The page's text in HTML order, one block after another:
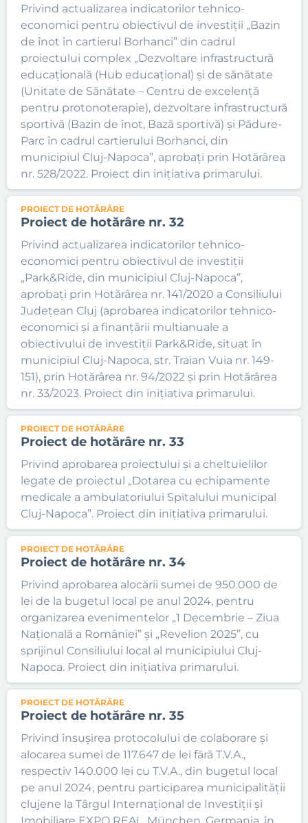
Privind actualizarea indicatorilor tehnico-
economici pentru obiectivul de investiții „Bazin
de înot în cartierul Borhanci” din cadrul
proiectului complex „Dezvoltare infrastructură
educațională (Hub educațional) și de sănătate
(Unitate de Sănătate – Centru de excelență
pentru protonoterapie), dezvoltare infrastructură
sportivă (Bazin de înot, Bază sportivă) și Pădure-
Parc în cadrul cartierului Borhanci, din
municipiul Cluj-Napoca”, aprobați prin Hotărârea
nr. 528/2022. Proiect din inițiativa primarului.
PROIECT DE HOTĂRÂRE
Proiect de hotărâre nr. 32
Privind actualizarea indicatorilor tehnico-
economici pentru obiectivul de investiții
„Park&Ride, din municipiul Cluj-Napoca”,
aprobați prin Hotărârea nr. 141/2020 a Consiliului
Județean Cluj (aprobarea indicatorilor tehnico-
economici și a finanțării multianuale a
obiectivului de investiții Park&Ride, situat în
municipiul Cluj-Napoca, str. Traian Vuia nr. 149-
151), prin Hotărârea nr. 94/2022 și prin Hotărârea
nr. 33/2023. Proiect din inițiativa primarului.
PROIECT DE HOTĂRÂRE
Proiect de hotărâre nr. 33
Privind aprobarea proiectului și a cheltuielilor
legate de proiectul „Dotarea cu echipamente
medicale a ambulatoriului Spitalului municipal
Cluj-Napoca”. Proiect din inițiativa primarului.
PROIECT DE HOTĂRÂRE
Proiect de hotărâre nr. 34
Privind aprobarea alocării sumei de 950.000 de
lei de la bugetul local pe anul 2024, pentru
organizarea evenimentelor „1 Decembrie – Ziua
Națională a României” și „Revelion 2025”, cu
sprijinul Consiliului local al municipiului Cluj-
Napoca. Proiect din inițiativa primarului.
PROIECT DE HOTĂRÂRE
Proiect de hotărâre nr. 35
Privind însușirea protocolului de colaborare și
alocarea sumei de 117.647 de lei fără T.V.A.,
respectiv 140.000 lei cu T.V.A., din bugetul local
pe anul 2024, pentru participarea municipalității
clujene la Târgul Internațional de Investiții și